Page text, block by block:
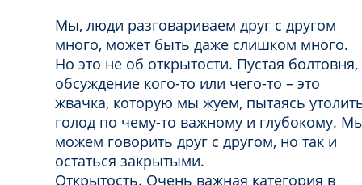
Мы, люди разговариваем друг с другом
много, может быть даже слишком много.
Но это не об открытости. Пустая болтовня,
обсуждение кого-то или чего-то – это
жвачка, которую мы жуем, пытаясь
голод по чему-то важному и глубокому.
можем говорить друг с другом, но так и
остаться закрытыми.
Открытость. Очень важная категория в